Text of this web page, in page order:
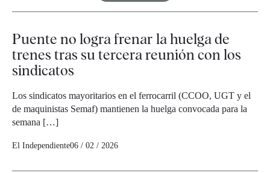
Puente no logra frenar la huelga de
trenes tras su tercera reunión con los
sindicatos
Los sindicatos mayoritarios en el ferrocarril (CCOO, UGT y el
de maquinistas Semaf) mantienen la huelga convocada para la
semana […]
El Independiente06 / 02 / 2026